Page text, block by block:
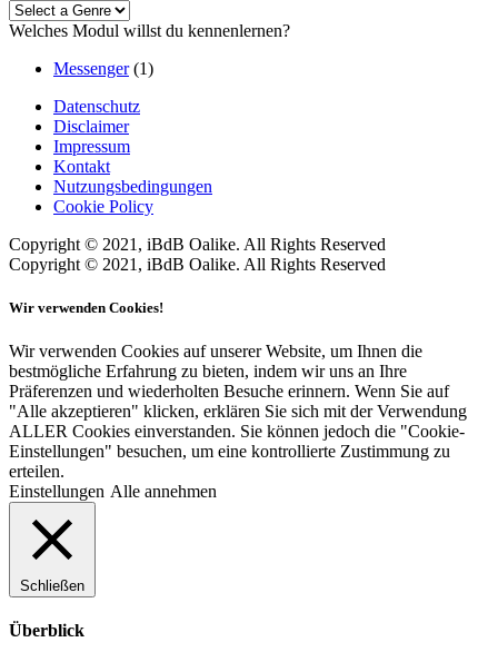
Welches Modul willst du kennenlernen?
Messenger (1)
Datenschutz
Disclaimer
Impressum
Kontakt
Nutzungsbedingungen
Cookie Policy
Copyright © 2021, iBdB Oalike. All Rights Reserved
Copyright © 2021, iBdB Oalike. All Rights Reserved
Wir verwenden Cookies!
Wir verwenden Cookies auf unserer Website, um Ihnen die
bestmögliche Erfahrung zu bieten, indem wir uns an Ihre
Präferenzen und wiederholten Besuche erinnern. Wenn Sie auf
"Alle akzeptieren" klicken, erklären Sie sich mit der Verwendung
ALLER Cookies einverstanden. Sie können jedoch die "Cookie-
Einstellungen" besuchen, um eine kontrollierte Zustimmung zu
erteilen.
Einstellungen Alle annehmen
Schließen
Überblick